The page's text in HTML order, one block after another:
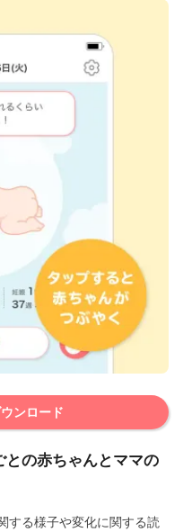
ンロード
との赤ちゃんとママの
する様子や変化に関する読